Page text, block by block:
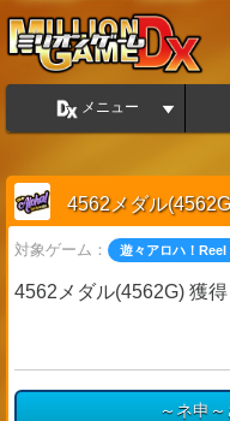
メニュー
4562メダル
対象ゲーム： 遊々アロハ！
4562メダル(4562G) 獲得
～ネ申